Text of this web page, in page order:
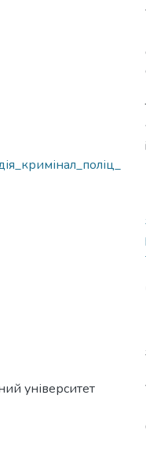
університет